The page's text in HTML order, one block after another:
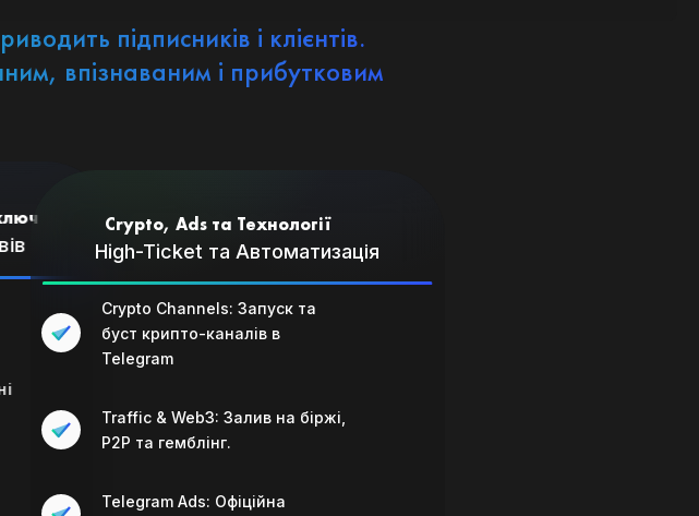
підписників і клієнтів.
впізнаваним і прибутковим
Crypto, Ads та Технології
High-Ticket та Автоматизація
Crypto Channels: Запуск та
буст крипто-каналів в
Telegram
Traffic & Web3: Залив на біржі,
P2P та гемблінг.
Telegram Ads: Офіційна